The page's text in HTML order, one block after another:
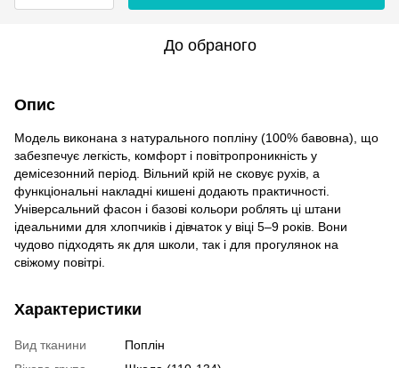
До обраного
Опис
Модель виконана з натурального попліну (100% бавовна), що
забезпечує легкість, комфорт і повітропроникність у
демісезонний період. Вільний крій не сковує рухів, а
функціональні накладні кишені додають практичності.
Універсальний фасон і базові кольори роблять ці штани
ідеальними для хлопчиків і дівчаток у віці 5–9 років. Вони
чудово підходять як для школи, так і для прогулянок на
свіжому повітрі.
Характеристики
Вид тканини
Поплін